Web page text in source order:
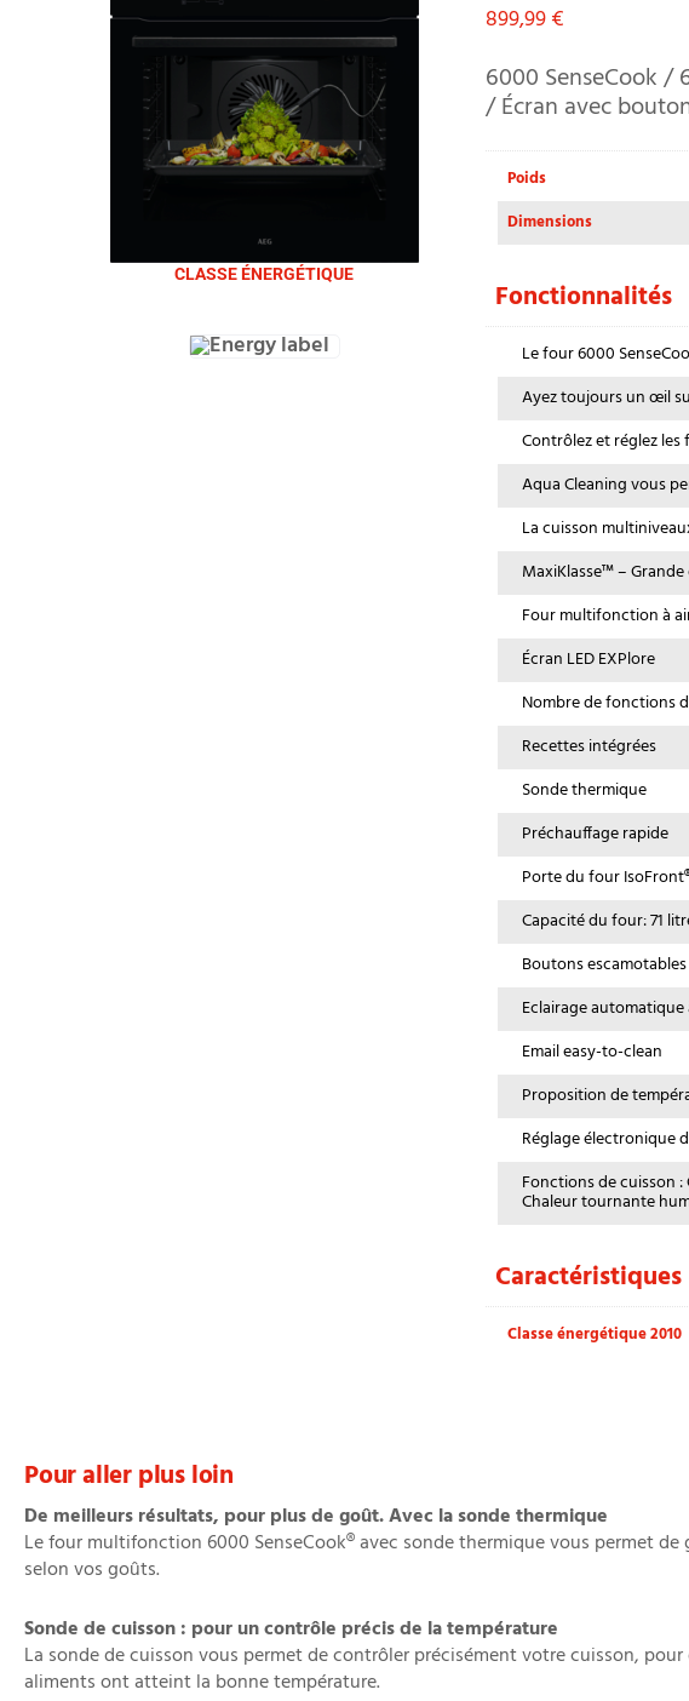
CLASSE ÉNERGÉTIQUE
899,99€
6000 SenseCook
/ Écran avec
Poids
Dimensions
Fonctionnalités
Le four 6000
Ayez toujours un œil
Contrôlez et réglez
Aqua Cleaning vous
La cuisson
MaxiKlasse™ – Grande
Four multifonction à
Écran LED EXPlore
Nombre de fonctions
Recettes intégrées
Sonde thermique
Préchauffage rapide
Porte du four
Capacité du four: 71
Boutons escamotables
Eclairage
Email easy-to-clean
Proposition de
Réglage électronique
Fonctions de cuisson
Chaleur tournante
Caractéristiques
Classe énergétique 2010
Pour aller plus loin
De meilleurs résultats, pour plus de goût. Avec la sonde thermique
Le four multifonction 6000 SenseCook® avec sonde thermique vous permet
selon vos goûts.
Sonde de cuisson : pour un contrôle précis de la température
La sonde de cuisson vous permet de contrôler précisément votre cuisson,
aliments ont atteint la bonne température.